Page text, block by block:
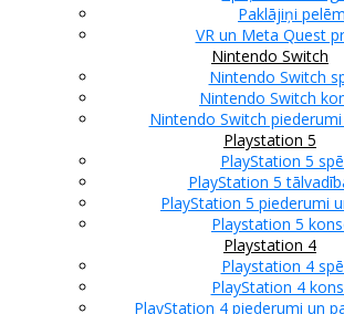
Paklājiņi pelēm
VR un Meta Quest
Nintendo Switch
Nintendo Switch
Nintendo Switch
Nintendo Switch
Playstation 5
PlayStation 5
PlayStation 5
PlayStation 5 piederumi
Playstation 5
Playstation 4
Playstation 4
PlayStation 4
PlayStation 4 piederumi un